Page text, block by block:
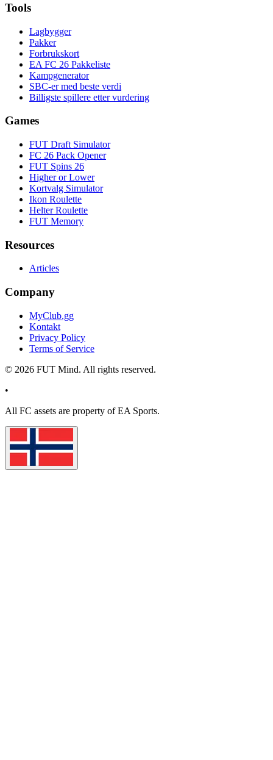
Tools
Lagbygger
Pakker
Forbrukskort
EA FC 26 Pakkeliste
Kampgenerator
SBC-er med beste verdi
Billigste spillere etter vurdering
Games
FUT Draft Simulator
FC 26 Pack Opener
FUT Spins 26
Higher or Lower
Kortvalg Simulator
Ikon Roulette
Helter Roulette
FUT Memory
Resources
Articles
Company
MyClub.gg
Kontakt
Privacy Policy
Terms of Service
© 2026 FUT Mind. All rights reserved.
•
All FC assets are property of EA Sports.